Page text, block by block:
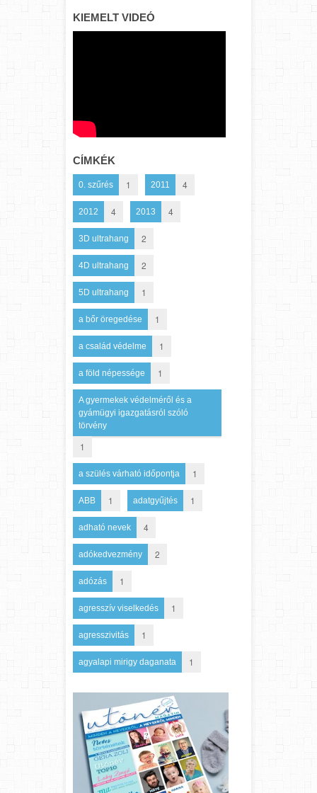
KIEMELT VIDEÓ
CÍMKÉK
0. szűrés 1 2011 4
2012 4 2013 4
3D ultrahang 2
4D ultrahang 2
5D ultrahang 1
a bőr öregedése 1
a család védelme 1
a föld népessége 1
A gyermekek védelméről és a
gyámügyi igazgatásról szóló
törvény
1
a szülés várható időpontja 1
ABB 1 adatgyűjtés 1
adható nevek 4
adókedvezmény 2
adózás 1
agresszív viselkedés 1
agresszivitás 1
agyalapi mirigy daganata 1